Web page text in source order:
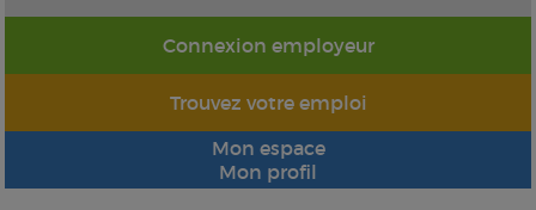
Connexion employeur
Trouvez votre emploi
Mon espace
Mon profil